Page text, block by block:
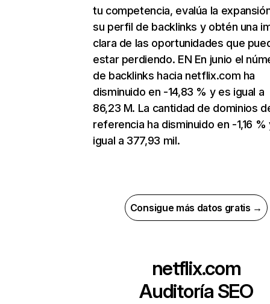
tu competencia, evalúa la
su perfil de backlinks y obtén una
clara de las oportunidades que
estar perdiendo. EN En junio el
de backlinks hacia netflix.com ha
disminuido en -14,83 % y es igual a
86,23 M. La cantidad de dominios
referencia ha disminuido en -1,16 %
igual a 377,93 mil.
Consigue más datos gratis →
netflix.com
Auditoría SEO